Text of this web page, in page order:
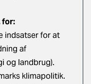
for:
indsatser for at
af
og landbrug).
klimapolitik.